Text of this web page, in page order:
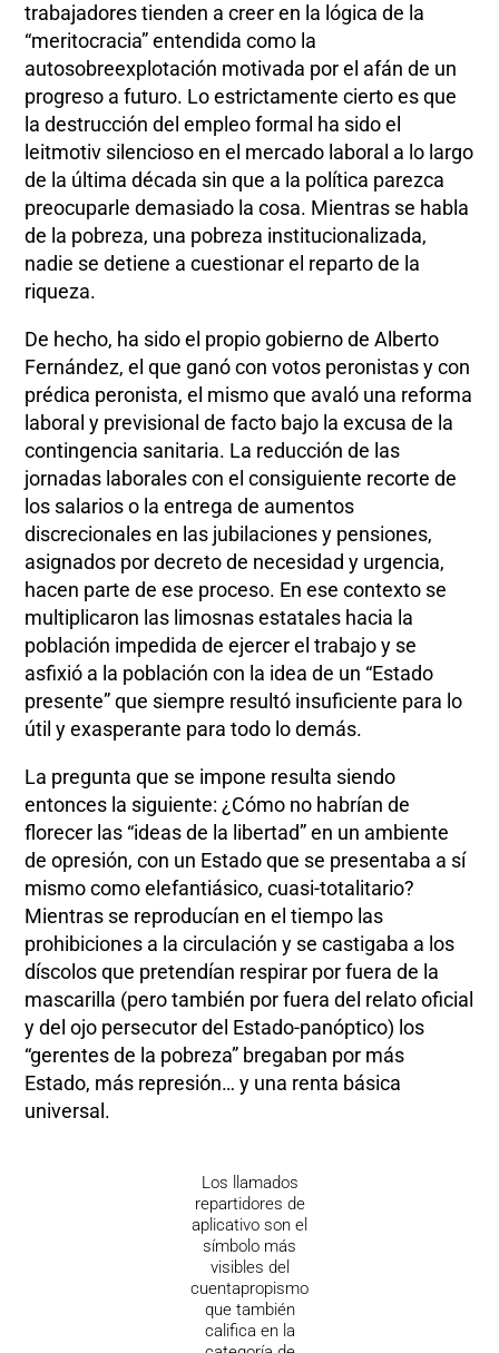
trabajadores tienden a creer en la lógica de la
“meritocracia” entendida como la
autosobreexplotación motivada por el afán de un
progreso a futuro. Lo estrictamente cierto es que
la destrucción del empleo formal ha sido el
leitmotiv silencioso en el mercado laboral a lo largo
de la última década sin que a la política parezca
preocuparle demasiado la cosa. Mientras se habla
de la pobreza, una pobreza institucionalizada,
nadie se detiene a cuestionar el reparto de la
riqueza.
De hecho, ha sido el propio gobierno de Alberto
Fernández, el que ganó con votos peronistas y con
prédica peronista, el mismo que avaló una reforma
laboral y previsional de facto bajo la excusa de la
contingencia sanitaria. La reducción de las
jornadas laborales con el consiguiente recorte de
los salarios o la entrega de aumentos
discrecionales en las jubilaciones y pensiones,
asignados por decreto de necesidad y urgencia,
hacen parte de ese proceso. En ese contexto se
multiplicaron las limosnas estatales hacia la
población impedida de ejercer el trabajo y se
asfixió a la población con la idea de un “Estado
presente” que siempre resultó insuficiente para lo
útil y exasperante para todo lo demás.
La pregunta que se impone resulta siendo
entonces la siguiente: ¿Cómo no habrían de
florecer las “ideas de la libertad” en un ambiente
de opresión, con un Estado que se presentaba a sí
mismo como elefantiásico, cuasi-totalitario?
Mientras se reproducían en el tiempo las
prohibiciones a la circulación y se castigaba a los
díscolos que pretendían respirar por fuera de la
mascarilla (pero también por fuera del relato oficial
y del ojo persecutor del Estado-panóptico) los
“gerentes de la pobreza” bregaban por más
Estado, más represión… y una renta básica
universal.
Los llamados
repartidores de
aplicativo son el
símbolo más
visibles del
cuentapropismo
que también
califica en la